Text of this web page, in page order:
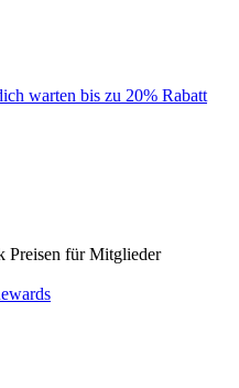
warten bis zu 20% Rabatt
Preisen für Mitglieder